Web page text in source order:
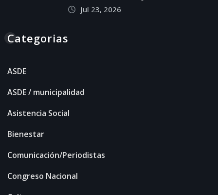
Jul 23, 2026
Categorias
ASDE
ASDE / municipalidad
Asistencia Social
Bienestar
Comunicación/Periodistas
Congreso Nacional